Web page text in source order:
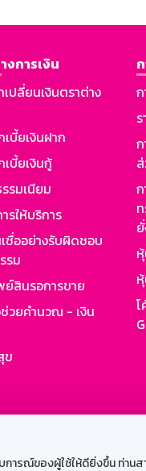
ารณ์ของผู้ใช้ให้ดียิ่งขึ้น ท่าน
งการเงิน
ปลี่ยนเงินตราต่าง
บี้ยเงินฝาก
บี้ยเงินกู้
รมเนียม
รให้บริการ
ชื่ออย่างรับผิดชอบ
รม
ย์สินรอการขาย
วยคำนวณ - เงิน
ข